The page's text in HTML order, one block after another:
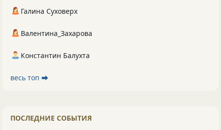
Галина Суховерх
Валентина_Захарова
Константин Балухта
весь топ ⮕
ПОСЛЕДНИЕ СОБЫТИЯ